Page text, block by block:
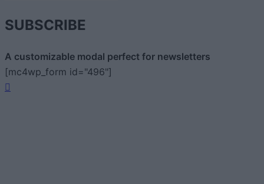
SUBSCRIBE
A customizable modal perfect for newsletters
[mc4wp_form id="496"]